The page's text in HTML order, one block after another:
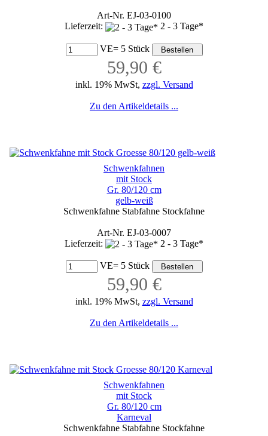
Art-Nr. EJ-03-0100
Lieferzeit:
2 - 3 Tage*
VE= 5 Stück
59,90 €
inkl. 19% MwSt, zzgl. Versand
Zu den Artikeldetails ...
Schwenkfahnen
mit Stock
Gr. 80/120 cm
gelb-weiß
Schwenkfahne Stabfahne Stockfahne
Art-Nr. EJ-03-0007
Lieferzeit:
2 - 3 Tage*
VE= 5 Stück
59,90 €
inkl. 19% MwSt, zzgl. Versand
Zu den Artikeldetails ...
Schwenkfahnen
mit Stock
Gr. 80/120 cm
Karneval
Schwenkfahne Stabfahne Stockfahne